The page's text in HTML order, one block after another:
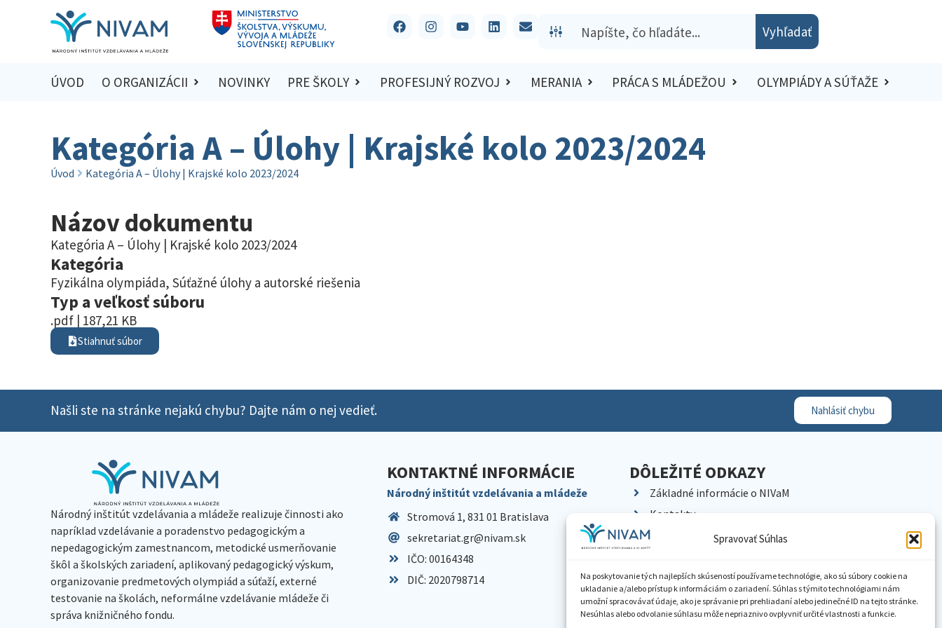
Spravovať Súhlas
Na poskytovanie tých najlepších skúseností používame technológie, ako sú súbory cookie na
ukladanie a/alebo prístup k informáciám o zariadení. Súhlas s týmito technológiami nám
umožní spracovávať údaje, ako je správanie pri prehliadaní alebo jedinečné ID na tejto stránke.
Nesúhlas alebo odvolanie súhlasu môže nepriaznivo ovplyvniť určité vlastnosti a funkcie.
Vyhľadať
ÚVOD O ORGANIZÁCII NOVINKY PRE ŠKOLY PROFESIJNÝ ROZVOJ MERANIA PRÁCA S MLÁDEŽOU OLYMPIÁDY A SÚŤAŽE
Kategória A – Úlohy | Krajské kolo 2023/2024
Úvod Kategória A – Úlohy | Krajské kolo 2023/2024
Názov dokumentu
Kategória A – Úlohy | Krajské kolo 2023/2024
Kategória
Fyzikálna olympiáda, Súťažné úlohy a autorské riešenia
Typ a veľkosť súboru
.pdf | 187,21 KB
Stiahnuť súbor
Našli ste na stránke nejakú chybu? Dajte nám o nej vedieť. Nahlásiť chybu
Národný inštitút vzdelávania a mládeže realizuje činnosti ako
napríklad vzdelávanie a poradenstvo pedagogickým a
nepedagogickým zamestnancom, metodické usmerňovanie
škôl a školských zariadení, aplikovaný pedagogický výskum,
organizovanie predmetových olympiád a súťaží, externé
testovanie na školách, neformálne vzdelávanie mládeže či
správa knižničného fondu.
KONTAKTNÉ INFORMÁCIE
Národný inštitút vzdelávania a mládeže
Stromová 1, 831 01 Bratislava
sekretariat.gr@nivam.sk
IČO: 00164348
DIČ: 2020798714
DÔLEŽITÉ ODKAZY
Základné informácie o NIVaM
Kontakty
Kariéra
Pracoviská NIVaM
Dokumenty inštitúcie
Knižnica